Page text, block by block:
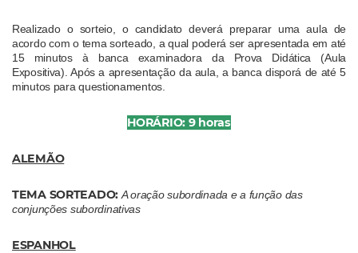
Realizado o sorteio, o candidato deverá preparar uma aula de
acordo com o tema sorteado, a qual poderá ser apresentada em até
15 minutos à banca examinadora da Prova Didática (Aula
Expositiva). Após a apresentação da aula, a banca disporá de até 5
minutos para questionamentos.
HORÁRIO: 9 horas
ALEMÃO
TEMA SORTEADO:A oração subordinada e a função das
conjunções subordinativas
ESPANHOL